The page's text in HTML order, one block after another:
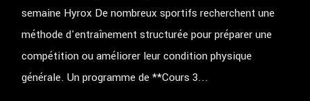
semaine Hyrox De nombreux sportifs recherchent une
méthode d'entraînement structurée pour préparer une
compétition ou améliorer leur condition physique
générale. Un programme de **Cours 3...